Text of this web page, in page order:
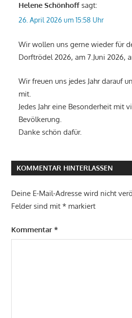
Helene Schönhoff sagt:
26. April 2026 um 15:58 Uhr
Wir wollen uns gerne wieder für
Dorftrödel 2026, am 7.Juni 2026,
Wir freuen uns jedes Jahr darauf
mit.
Jedes Jahr eine Besonderheit mit
Bevölkerung.
Danke schön dafür.
KOMMENTAR HINTERLASSEN
Deine E-Mail-Adresse wird nicht
Felder sind mit *markiert
Kommentar *